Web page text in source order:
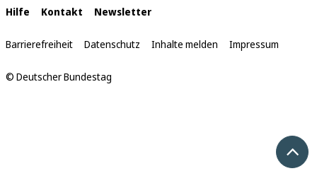
Interne
Links
Hilfe Kontakt Newsletter
Barrierefreiheit Datenschutz Inhalte melden Impressum
© Deutscher Bundestag